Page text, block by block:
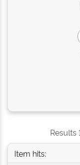
Results
Item hits: